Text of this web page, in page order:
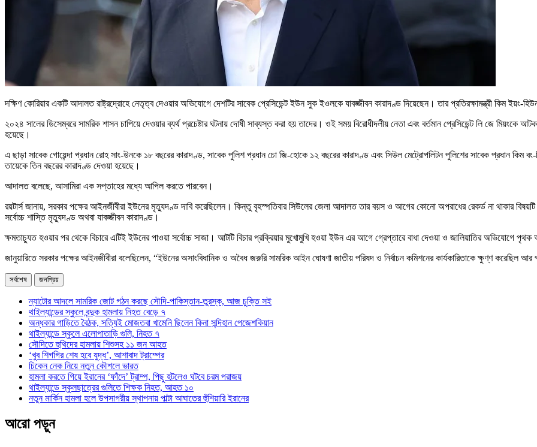
দক্ষিণ কোরিয়ার একটি আদালত রাষ্ট্রদ্রোহে নেতৃত্ব দেওয়ার অভিযোগে দেশটির সাবেক প্রেসিডেন্ট ইউন সুক ইওলকে যাবজ্জীবন কারাদণ্ড দিয়েছেন। তার প্রতিরক্ষামন্ত্রী কিম ইয়ং-
২০২৪ সালের ডিসেম্বরে সামরিক শাসন চাপিয়ে দেওয়ার ব্যর্থ প্রচেষ্টার ঘটনায় দোষী সাব্যস্ত করা হয় তাদের। ওই সময় বিরোধীদলীয় নেতা এবং বর্তমান প্রেসিডেন্ট লি জে মিয়ংকে
হয়েছে।
এ ছাড়া সাবেক গোয়েন্দা প্রধান রোহ সাং-উনকে ১৮ বছরের কারাদণ্ড, সাবেক পুলিশ প্রধান চো জি-হোকে ১২ বছরের কারাদণ্ড এবং সিউল মেট্রোপলিটন পুলিশের সাবেক প্রধান কিম
তায়েকে তিন বছরের কারাদণ্ড দেওয়া হয়েছে।
আদালত বলেছে, আসামিরা এক সপ্তাহের মধ্যে আপিল করতে পারবেন।
রয়টার্স জানায়, সরকার পক্ষের আইনজীবীরা ইউনের মৃত্যুদণ্ড দাবি করেছিলেন। কিন্তু বৃহস্পতিবার সিউলের জেলা আদালত তার বয়স ও আগের কোনো অপরাধের রেকর্ড না থাকার বিষয়টি
সর্বোচ্চ শাস্তি মৃত্যুদণ্ড অথবা যাবজ্জীবন কারাদণ্ড।
ক্ষমতাচ্যুত হওয়ার পর থেকে বিচারে এটিই ইউনের পাওয়া সর্বোচ্চ সাজা। আটটি বিচার প্রক্রিয়ার মুখোমুখি হওয়া ইউন এর আগে গ্রেপ্তারে বাধা দেওয়া ও জালিয়াতির অভিযোগে পৃথক
জানুয়ারিতে সরকার পক্ষের আইনজীবীরা বলেছিলেন, “ইউনের অসাংবিধানিক ও অবৈধ জরুরি সামরিক আইন ঘোষণা জাতীয় পরিষদ ও নির্বাচন কমিশনের কার্যকারিতাকে ক্ষুণ্ণ করেছিল আর
সর্বশেষ জনপ্রিয়
ন্যাটোর আদলে সামরিক জোট গঠন করছে সৌদি-পাকিস্তান-তুরস্ক, আজ চুক্তি সই
থাইল্যান্ডের স্কুলে বন্দুক হামলায় নিহত বেড়ে ৭
অন্ধকার গাড়িতে বৈঠক, সত্যিই মোজতবা খামেনি ছিলেন কিনা সন্দিহান পেজেশকিয়ান
থাইল্যান্ডে স্কুলে এলোপাতাড়ি গুলি, নিহত ৭
সৌদিতে হুথিদের হামলায় শিশুসহ ১১ জন আহত
‘খুব শিগগির শেষ হবে যুদ্ধ’, আশাবাদ ট্রাম্পের
চিকেন নেক নিয়ে নতুন কৌশলে ভারত
হামলা করতে গিয়ে ইরানের ‘ফাঁদে’ ট্রাম্প, পিছু হটলেও ঘটবে চরম পরাজয়
থাইল্যান্ডে স্কুলছাত্রের গুলিতে শিক্ষক নিহত, আহত ১০
নতুন মার্কিন হামলা হলে উপসাগরীয় স্থাপনায় পাল্টা আঘাতের হুঁশিয়ারি ইরানের
আরো পড়ুন